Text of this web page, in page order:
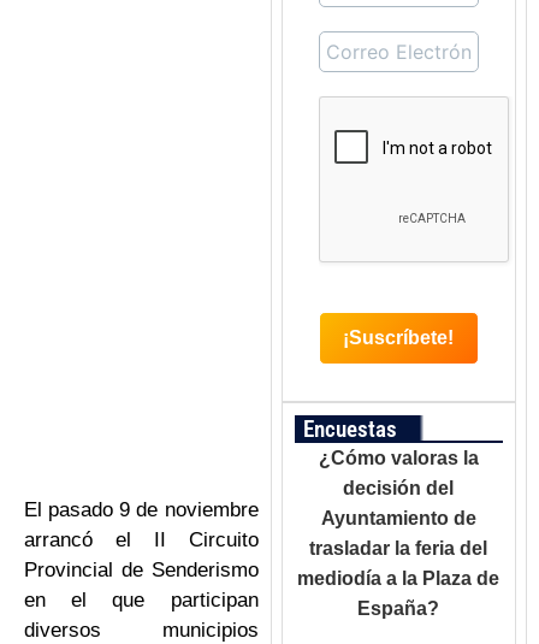
El pasado 9 de noviembre
arrancó el II Circuito
Provincial de Senderismo
en el que participan
diversos municipios
Encuestas
¿Cómo valoras la
decisión del
Ayuntamiento de
trasladar la feria del
mediodía a la Plaza de
España?